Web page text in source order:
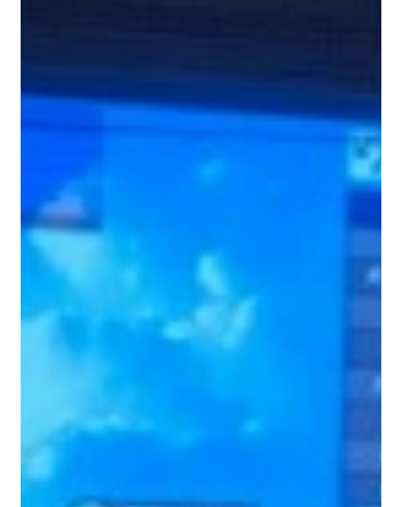
わゆるバイクの免許取得に向けて日々奮闘しています。
当たる風やエンジンからの熱など、車ではなかなか味わ
えない感覚が新鮮で、すっかり夢中になっています。 県
外出身なので、免許を取得したらまずは「そば！長野観
光！そしてまたそば！」くらいの勢いで長野を満喫した
いと考えています。その後は全国各地を巡り、ご当地グ
ルメ探訪に励む予定です。 そういえば、このニュース欄
でグルメ紹介をしても大丈夫なんでしょうか。どこまで
プライベートな話題を書いてよいのか少し気になりま
す。 もうひとつがベランダ農園です。 某Wへ足を運び、
ポットや土、種などを一式購入しました。 農業コーナ
ーは、さながら某北欧系家具ショップIの売り場の